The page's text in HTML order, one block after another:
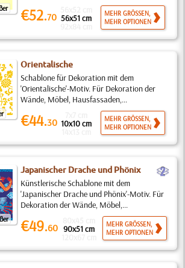
€52.70 56x51 cm
MEHR GRÖSSEN,
MEHR OPTIONEN
Orientalische
Schablone für Dekoration mit dem
'Orientalische'-Motiv. Für Dekoration der
Wände, Möbel, Hausfassaden,...
€44.30 10x10 cm
MEHR GRÖSSEN,
MEHR OPTIONEN
Japanischer Drache und Phönix b
Künstlerische Schablone mit dem
'Japanischer Drache und Phönix'-Motiv. Für
Dekoration der Wände, Möbel,...
€49.60 90x51 cm
MEHR GRÖSSEN,
MEHR OPTIONEN